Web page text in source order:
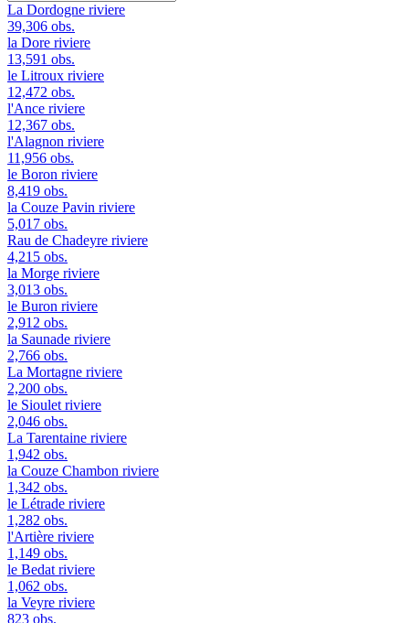
La Dordogne riviere
39,306 obs.
la Dore riviere
13,591 obs.
le Litroux riviere
12,472 obs.
l'Ance riviere
12,367 obs.
l'Alagnon riviere
11,956 obs.
le Boron riviere
8,419 obs.
la Couze Pavin riviere
5,017 obs.
Rau de Chadeyre riviere
4,215 obs.
la Morge riviere
3,013 obs.
le Buron riviere
2,912 obs.
la Saunade riviere
2,766 obs.
La Mortagne riviere
2,200 obs.
le Sioulet riviere
2,046 obs.
La Tarentaine riviere
1,942 obs.
la Couze Chambon riviere
1,342 obs.
le Létrade riviere
1,282 obs.
l'Artière riviere
1,149 obs.
le Bedat riviere
1,062 obs.
la Veyre riviere
823 obs.